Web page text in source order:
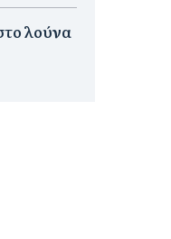
λούνα